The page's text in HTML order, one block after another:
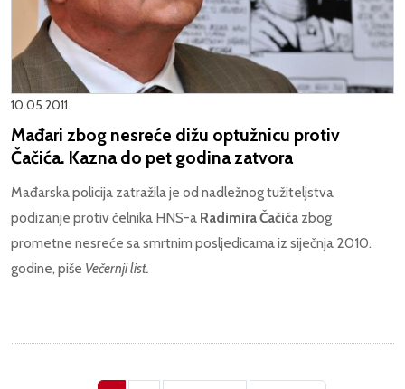
10.05.2011.
Mađari zbog nesreće dižu optužnicu protiv
Čačića. Kazna do pet godina zatvora
Mađarska policija zatražila je od nadležnog tužiteljstva
podizanje protiv čelnika HNS-a Radimira Čačića zbog
prometne nesreće sa smrtnim posljedicama iz siječnja 2010.
godine, piše Večernji list.